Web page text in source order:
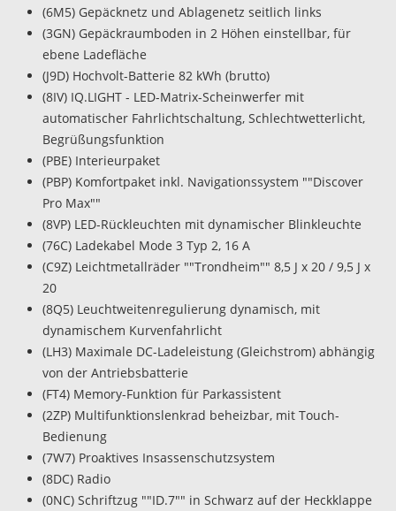
(6M5) Gepäcknetz und Ablagenetz seitlich links
(3GN) Gepäckraumboden in 2 Höhen einstellbar, für
ebene Ladefläche
(J9D) Hochvolt-Batterie 82 kWh (brutto)
(8IV) IQ.LIGHT - LED-Matrix-Scheinwerfer mit
automatischer Fahrlichtschaltung, Schlechtwetterlicht,
Begrüßungsfunktion
(PBE) Interieurpaket
(PBP) Komfortpaket inkl. Navigationssystem ""Discover
Pro Max""
(8VP) LED-Rückleuchten mit dynamischer Blinkleuchte
(76C) Ladekabel Mode 3 Typ 2, 16 A
(C9Z) Leichtmetallräder ""Trondheim"" 8,5 J x 20 / 9,5 J x
20
(8Q5) Leuchtweitenregulierung dynamisch, mit
dynamischem Kurvenfahrlicht
(LH3) Maximale DC-Ladeleistung (Gleichstrom) abhängig
von der Antriebsbatterie
(FT4) Memory-Funktion für Parkassistent
(2ZP) Multifunktionslenkrad beheizbar, mit Touch-
Bedienung
(7W7) Proaktives Insassenschutzsystem
(8DC) Radio
(0NC) Schriftzug ""ID.7"" in Schwarz auf der Heckklappe